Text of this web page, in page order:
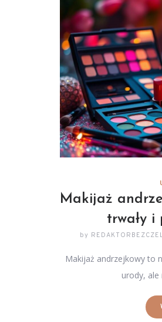
Makijaż
trwały i
by
Makijaż andrzejkowy to
urody,